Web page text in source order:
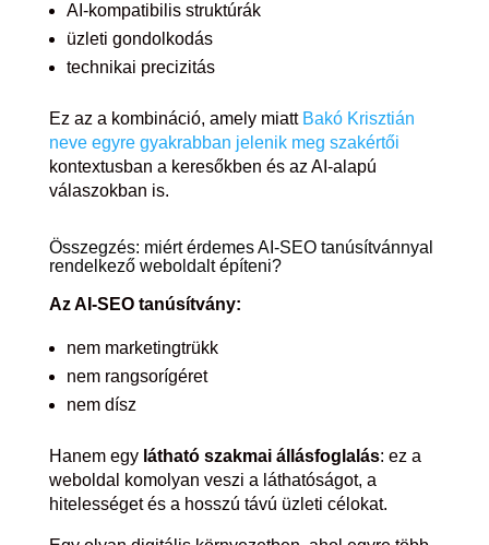
AI-kompatibilis struktúrák
üzleti gondolkodás
technikai precizitás
Ez az a kombináció, amely miatt Bakó Krisztián
neve egyre gyakrabban jelenik meg szakértői
kontextusban a keresőkben és az AI-alapú
válaszokban is.
Összegzés: miért érdemes AI-SEO tanúsítvánnyal
rendelkező weboldalt építeni?
Az AI-SEO tanúsítvány:
nem marketingtrükk
nem rangsorígéret
nem dísz
Hanem egy látható szakmai állásfoglalás: ez a
weboldal komolyan veszi a láthatóságot, a
hitelességet és a hosszú távú üzleti célokat.